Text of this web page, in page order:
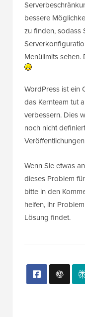
bessere
zu finden, sodass
Menülimits sehen.
das Kernteam tut
verbessern. Dies
noch nicht
dieses Problem
bitte in den
helfen, ihr
Lösung findet.